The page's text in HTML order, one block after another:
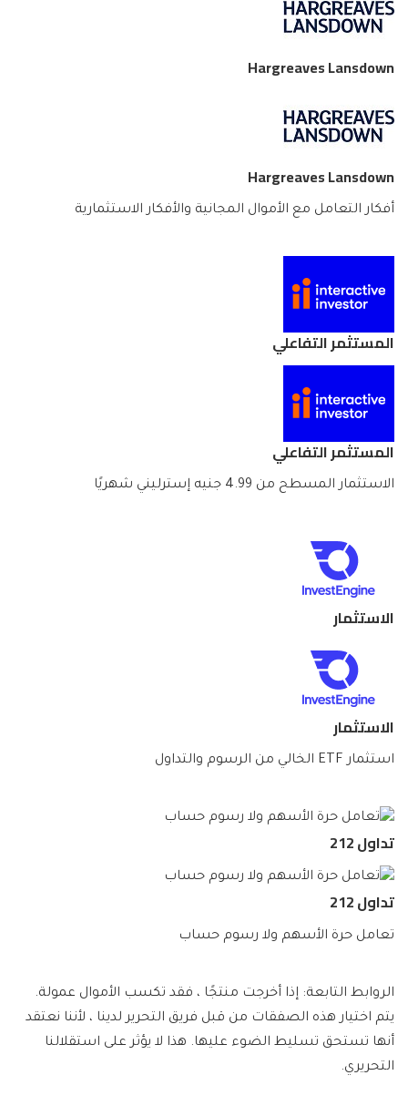
Hargreaves Lansdown
Hargreaves Lansdown
أفكار التعامل مع الأموال المجانية والأفكار الاستثمارية
المستثمر التفاعلي
المستثمر التفاعلي
الاستثمار المسطح من 4.99 جنيه إسترليني شهريًا
الاستثمار
الاستثمار
استثمار ETF الخالي من الرسوم والتداول
تداول 212
تداول 212
تعامل حرة الأسهم ولا رسوم حساب
الروابط التابعة: إذا أخرجت منتجًا ، فقد تكسب الأموال عمولة.
يتم اختيار هذه الصفقات من قبل فريق التحرير لدينا ، لأننا نعتقد
أنها تستحق تسليط الضوء عليها. هذا لا يؤثر على استقلالنا
التحريري.